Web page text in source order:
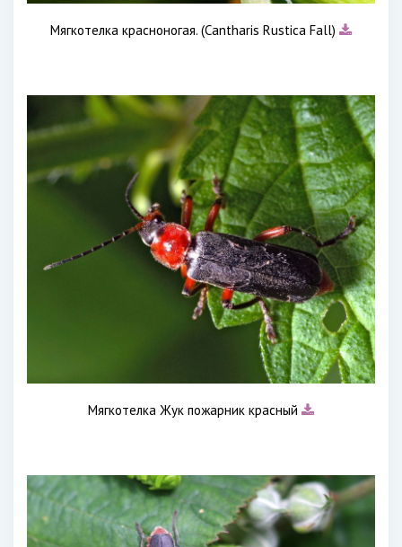
Мягкотелка красноногая. (Cantharis Rustica Fall)
Мягкотелка Жук пожарник красный